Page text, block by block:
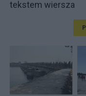
tekstem wiersza